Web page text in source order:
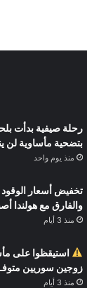
رحلة صيفية بدأت
بتضحية مأساوية لن
منذ يوم واحد
تخفيض أسعار الوقود
والفارق مع هولندا
منذ 3 أيام
استيقظوا على
زوجين سوريين
منذ 3 أيام